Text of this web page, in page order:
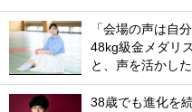
「会場の声は自
48kg級金メダリ
と、声を活かし
38歳でも進化を